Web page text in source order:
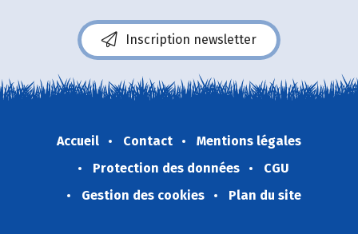
Inscription newsletter
Accueil Contact
Mentions légales
Protection des données
CGU
Gestion des cookies
Plan du site